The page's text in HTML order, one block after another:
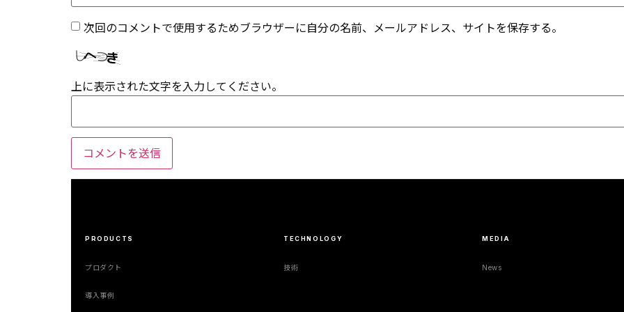
次回のコメントで使用するためブラウザーに自分の名前、メールアドレス、サイトを保存する。
上に表示された文字を入力してください。
PRODUCTS
プロダクト
導入事例
TECHNOLOGY
技術
MEDIA
News